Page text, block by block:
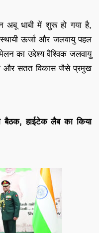
अबू धाबी में शुरू हो गया है,
ऊर्जा और जलवायु पहल
का उद्देश्य वैश्विक जलवायु
और सतत विकास जैसे प्रमुख
बैठक, हाईटेक लैब का किया